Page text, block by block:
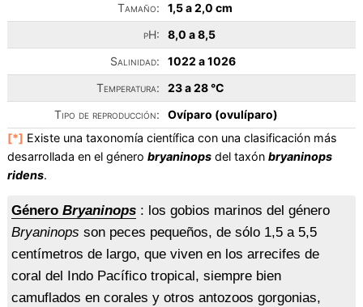
Tamaño:
1,5 a 2,0 cm
pH:
8,0 a 8,5
Salinidad:
1022 a 1026
Temperatura:
23 a 28 °C
Tipo de reproducción:
Ovíparo (ovulíparo)
[*] Existe una taxonomía científica con una clasificación más
desarrollada en el género bryaninopsdel taxón bryaninops
ridens.
Género Bryaninops: los gobios marinos del género
Bryaninops son peces pequeños, de sólo 1,5 a 5,5
centímetros de largo, que viven en los arrecifes de
coral del Indo Pacífico tropical, siempre bien
camuflados en corales y otros antozoos gorgonias,